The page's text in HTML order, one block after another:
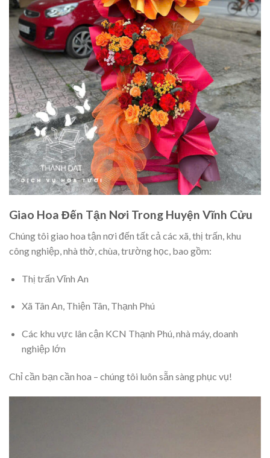
Giao Hoa Đến Tận Nơi Trong Huyện Vĩnh Cửu
Chúng tôi giao hoa tận nơi đến tất cả các xã, thị trấn, khu
công nghiệp, nhà thờ, chùa, trường học, bao gồm:
Thị trấn Vĩnh An
Xã Tân An, Thiện Tân, Thạnh Phú
Các khu vực lân cận KCN Thạnh Phú, nhà máy, doanh
nghiệp lớn
Chỉ cần bạn cần hoa – chúng tôi luôn sẵn sàng phục vụ!